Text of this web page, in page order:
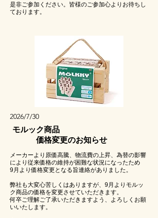
​是非ご参加ください。皆様のご参加心よりお待ちし
ております。
2026/7/30
モルック商品
価格変更のお知らせ
メーカーより原価高騰、物流費の上昇、為替の影響
により従来価格の維持が困難な状況になったため
9月より価格変更となる旨連絡がありました。
弊社も大変心苦しくはありますが、9月よりモルッ
ク商品の価格を変更させていただきます。
何卒ご理解ご了承いただきますよう、よろしくお願
いいたします。